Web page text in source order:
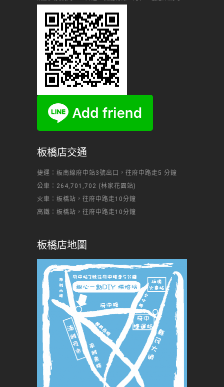
板橋店交通
捷運：板南線府中站3號出口，往府中路走5 分鐘
公車：264,701,702 (林家花園站)
火車：板橋站，往府中路走10分鐘
高鐵：板橋站，往府中路走10分鐘
板橋店地圖